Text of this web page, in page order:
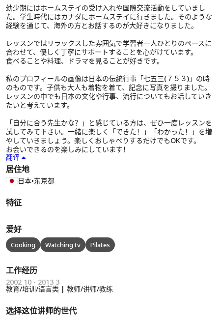
幼少期にはホームステイの受け入れや国際交流活動をしていまし
た。学生時代にはカナダにホームステイに行きました。そのような
経験を通じて、海外の方とお話するのが大好きになりました。
レッスンではリラックスした雰囲気で学習者一人ひとりのペースに
合わせて、優しく丁寧にサポートすることを心がけています。
食べることや料理、ドラマを見ることが好きです。
私のプロフィールの画像は日本の伝統行事「七五三(７５３)」の時
のものです。子供も大人も着物を着て、記念に写真を撮りました。
レッスンの中でも日本の文化や行事、流行についてもお話していき
たいと考えています。
「自分に合う先生かな？」と感じている方は、ぜひ一度レッスンを
試してみて下さい。一緒に楽しく「できた！」「わかった！」を増
やしていきましょう。楽しくおしゃべりするだけでもOKです。
お会いできるのを楽しみにしています！
翻译
居住地
日本•东京都
特征
爱好
Cooking Watching tv Pilates
工作经历
2002 10 - 2013 3
教育/培训/语言类 | 教师/讲师/教练
选择这位讲师的世代